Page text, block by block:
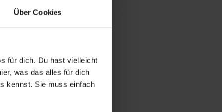
Über Cookies
für dich. Du hast vielleicht
was das alles für dich
kennst. Sie muss einfach